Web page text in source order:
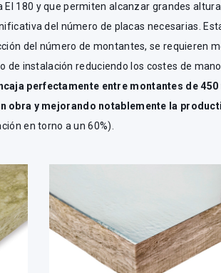
180 y que permiten alcanzar grandes
del número de placas necesarias.
del número de montantes, se requieren
de instalación reduciendo los costes de
perfectamente entre montantes de 450
obra y mejorando notablemente la
en torno a un 60%).